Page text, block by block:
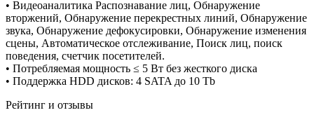
• Видеоаналитика Распознавание лиц, Обнаружение
вторжений, Обнаружение перекрестных линий, Обнаружение
звука, Обнаружение дефокусировки, Обнаружение изменения
сцены, Автоматическое отслеживание, Поиск лиц, поиск
поведения, счетчик посетителей.
• Потребляемая мощность ≤ 5 Вт без жесткого диска
• Поддержка HDD дисков: 4 SATA до 10 Tb
Рейтинг и отзывы